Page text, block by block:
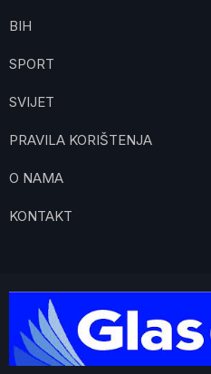
BIH
SPORT
SVIJET
PRAVILA KORIŠTENJA
O NAMA
KONTAKT